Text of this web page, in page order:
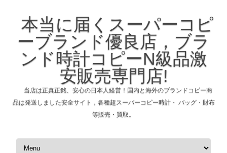
本当に届くスーパーコピ
ーブランド優良店，ブラ
ンド時計コピーN級品激
安販売専門店!
当店は正真正銘、安心の日本人経営！国内と海外のブランドコピー商
品は発送しました安全サイト，各種超スーパーコピー時計・ バッグ・財布
等販売・買取。
コンテンツへスキップ